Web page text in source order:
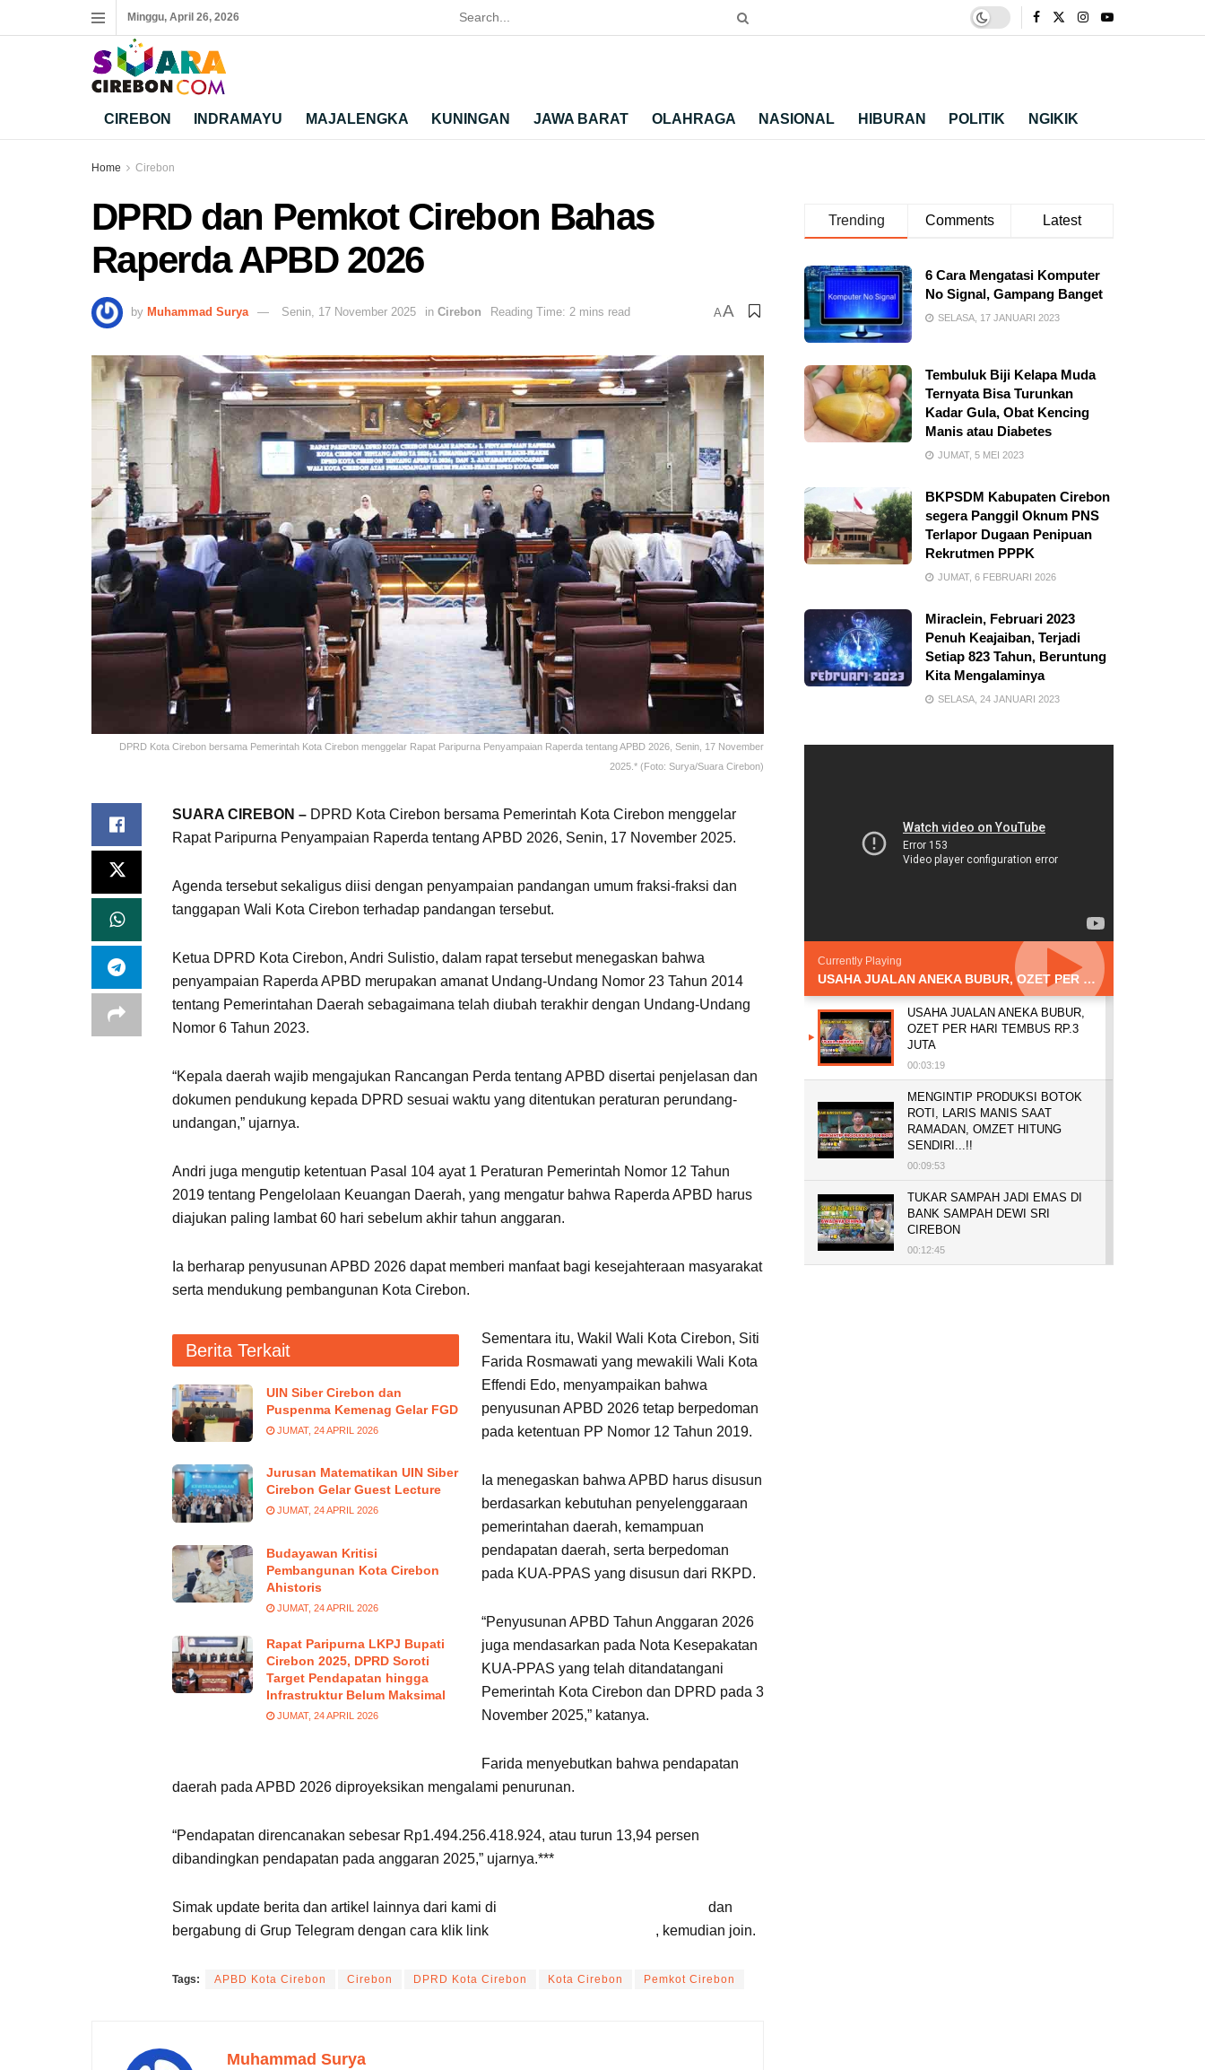
Minggu, April 26, 2026
CIREBON INDRAMAYU MAJALENGKA KUNINGAN JAWA BARAT OLAHRAGA NASIONAL HIBURAN POLITIK NGIKIK
Home Cirebon
DPRD dan Pemkot Cirebon Bahas
Raperda APBD 2026
by Muhammad Surya Senin, 17 November 2025 in Cirebon Reading Time: 2 mins read AA
DPRD Kota Cirebon bersama Pemerintah Kota Cirebon menggelar Rapat Paripurna Penyampaian Raperda tentang APBD 2026, Senin, 17 November
2025.* (Foto: Surya/Suara Cirebon)
SUARA CIREBON – DPRD Kota Cirebon bersama Pemerintah Kota Cirebon menggelar
Rapat Paripurna Penyampaian Raperda tentang APBD 2026, Senin, 17 November 2025.
Agenda tersebut sekaligus diisi dengan penyampaian pandangan umum fraksi-fraksi dan
tanggapan Wali Kota Cirebon terhadap pandangan tersebut.
Ketua DPRD Kota Cirebon, Andri Sulistio, dalam rapat tersebut menegaskan bahwa
penyampaian Raperda APBD merupakan amanat Undang-Undang Nomor 23 Tahun 2014
tentang Pemerintahan Daerah sebagaimana telah diubah terakhir dengan Undang-Undang
Nomor 6 Tahun 2023.
“Kepala daerah wajib mengajukan Rancangan Perda tentang APBD disertai penjelasan dan
dokumen pendukung kepada DPRD sesuai waktu yang ditentukan peraturan perundang-
undangan,” ujarnya.
Andri juga mengutip ketentuan Pasal 104 ayat 1 Peraturan Pemerintah Nomor 12 Tahun
2019 tentang Pengelolaan Keuangan Daerah, yang mengatur bahwa Raperda APBD harus
diajukan paling lambat 60 hari sebelum akhir tahun anggaran.
Ia berharap penyusunan APBD 2026 dapat memberi manfaat bagi kesejahteraan masyarakat
serta mendukung pembangunan Kota Cirebon.
Berita Terkait
UIN Siber Cirebon dan
Puspenma Kemenag Gelar FGD
JUMAT, 24 APRIL 2026
Jurusan Matematikan UIN Siber
Cirebon Gelar Guest Lecture
JUMAT, 24 APRIL 2026
Budayawan Kritisi
Pembangunan Kota Cirebon
Ahistoris
JUMAT, 24 APRIL 2026
Rapat Paripurna LKPJ Bupati
Cirebon 2025, DPRD Soroti
Target Pendapatan hingga
Infrastruktur Belum Maksimal
JUMAT, 24 APRIL 2026
Sementara itu, Wakil Wali Kota Cirebon, Siti
Farida Rosmawati yang mewakili Wali Kota
Effendi Edo, menyampaikan bahwa
penyusunan APBD 2026 tetap berpedoman
pada ketentuan PP Nomor 12 Tahun 2019.
Ia menegaskan bahwa APBD harus disusun
berdasarkan kebutuhan penyelenggaraan
pemerintahan daerah, kemampuan
pendapatan daerah, serta berpedoman
pada KUA-PPAS yang disusun dari RKPD.
“Penyusunan APBD Tahun Anggaran 2026
juga mendasarkan pada Nota Kesepakatan
KUA-PPAS yang telah ditandatangani
Pemerintah Kota Cirebon dan DPRD pada 3
November 2025,” katanya.
Farida menyebutkan bahwa pendapatan
daerah pada APBD 2026 diproyeksikan mengalami penurunan.
“Pendapatan direncanakan sebesar Rp1.494.256.418.924, atau turun 13,94 persen
dibandingkan pendapatan pada anggaran 2025,” ujarnya.***
Simak update berita dan artikel lainnya dari kami di
dan
bergabung di Grup Telegram dengan cara klik link
, kemudian join.
Tags: APBD Kota Cirebon Cirebon DPRD Kota Cirebon Kota Cirebon Pemkot Cirebon
Muhammad Surya
Trending Comments Latest
6 Cara Mengatasi Komputer
No Signal, Gampang Banget
SELASA, 17 JANUARI 2023
Tembuluk Biji Kelapa Muda
Ternyata Bisa Turunkan
Kadar Gula, Obat Kencing
Manis atau Diabetes
JUMAT, 5 MEI 2023
BKPSDM Kabupaten Cirebon
segera Panggil Oknum PNS
Terlapor Dugaan Penipuan
Rekrutmen PPPK
JUMAT, 6 FEBRUARI 2026
Miraclein, Februari 2023
Penuh Keajaiban, Terjadi
Setiap 823 Tahun, Beruntung
Kita Mengalaminya
SELASA, 24 JANUARI 2023
Currently Playing
USAHA JUALAN ANEKA BUBUR, OZET PER HARI TEMBUS RP.3 JUTA
USAHA JUALAN ANEKA BUBUR,
OZET PER HARI TEMBUS RP.3
JUTA
00:03:19
MENGINTIP PRODUKSI BOTOK
ROTI, LARIS MANIS SAAT
RAMADAN, OMZET HITUNG
SENDIRI...!!
00:09:53
TUKAR SAMPAH JADI EMAS DI
BANK SAMPAH DEWI SRI
CIREBON
00:12:45